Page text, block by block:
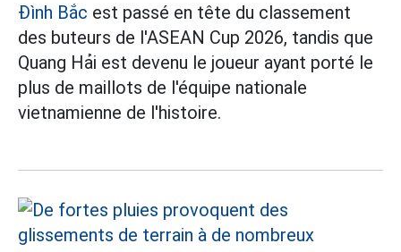
Đình Bắc est passé en tête du classement
des buteurs de l'ASEAN Cup 2026, tandis que
Quang Hải est devenu le joueur ayant porté le
plus de maillots de l'équipe nationale
vietnamienne de l'histoire.